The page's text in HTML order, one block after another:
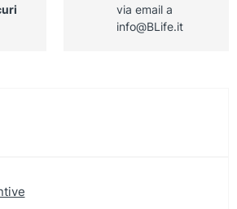
via email a
info@BLife.it